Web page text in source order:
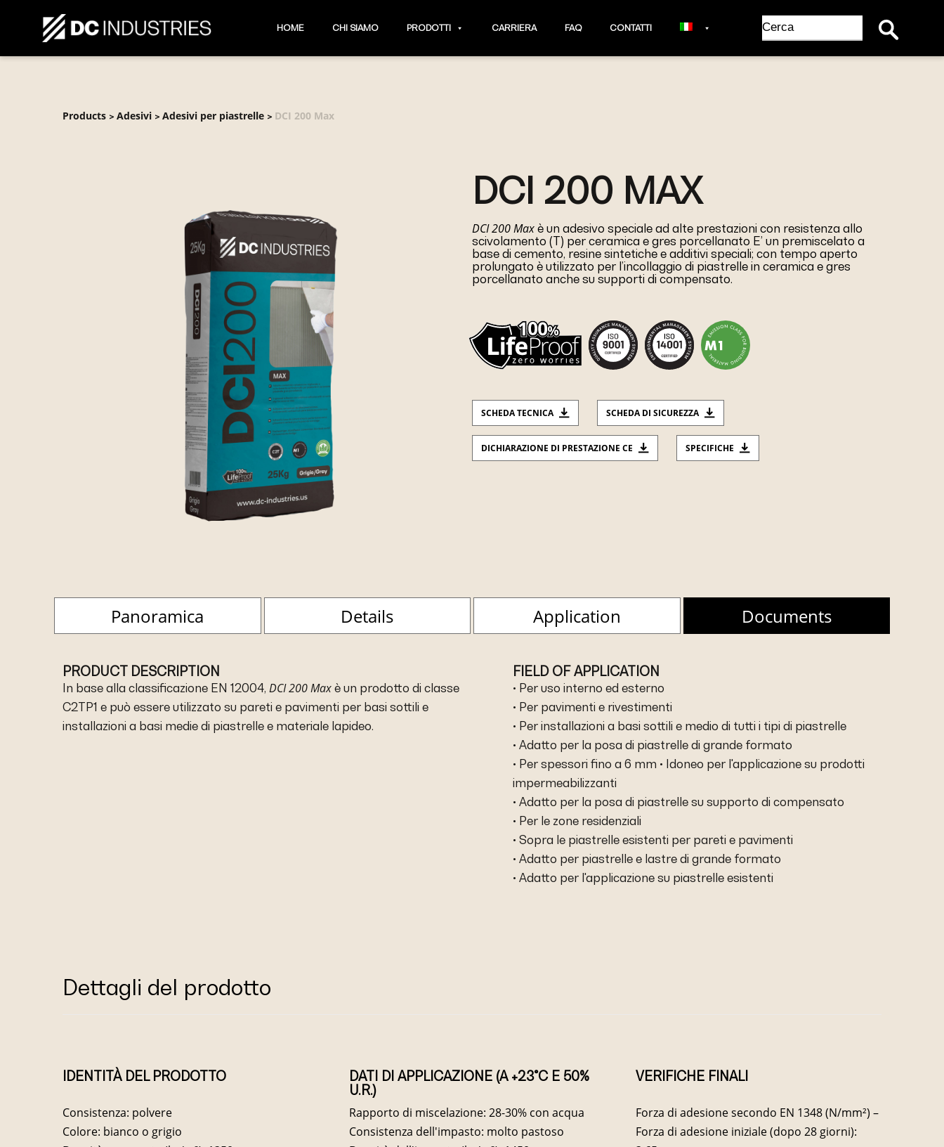
HOME CHI SIAMO PRODOTTI CARRIERA FAQ CONTATTI
for:
Products > Adesivi > Adesivi per piastrelle > DCI 200 Max
DCI 200 MAX
DCI 200 Max è un adesivo speciale ad alte prestazioni con resistenza allo
scivolamento (T) per ceramica e gres porcellanato E’ un premiscelato a
base di cemento, resine sintetiche e additivi speciali; con tempo aperto
prolungato è utilizzato per l’incollaggio di piastrelle in ceramica e gres
porcellanato anche su supporti di compensato.
SCHEDA TECNICA SCHEDA DI SICUREZZA
DICHIARAZIONE DI PRESTAZIONE CE SPECIFICHE
Panoramica Details Application Documents
PRODUCT DESCRIPTION
In base alla classificazione EN 12004, DCI 200 Max è un prodotto di classe
C2TP1 e può essere utilizzato su pareti e pavimenti per basi sottili e
installazioni a basi medie di piastrelle e materiale lapideo.
FIELD OF APPLICATION
• Per uso interno ed esterno
• Per pavimenti e rivestimenti
• Per installazioni a basi sottili e medio di tutti i tipi di piastrelle
• Adatto per la posa di piastrelle di grande formato
• Per spessori fino a 6 mm • Idoneo per l'applicazione su prodotti
impermeabilizzanti
• Adatto per la posa di piastrelle su supporto di compensato
• Per le zone residenziali
• Sopra le piastrelle esistenti per pareti e pavimenti
• Adatto per piastrelle e lastre di grande formato
• Adatto per l'applicazione su piastrelle esistenti
Dettagli del prodotto
IDENTITÀ DEL PRODOTTO
Consistenza: polvere
Colore: bianco o grigio
DATI DI APPLICAZIONE (A +23°C E 50%
U.R.)
Rapporto di miscelazione: 28-30% con acqua
Consistenza dell'impasto: molto pastoso
VERIFICHE FINALI
Forza di adesione secondo EN 1348 (N/mm²) –
Forza di adesione iniziale (dopo 28 giorni):